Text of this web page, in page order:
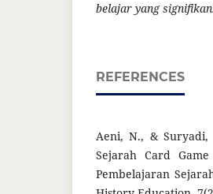
belajar yang signifikan.
REFERENCES
Aeni, N., & Suryadi,
Sejarah Card
Pembelajaran